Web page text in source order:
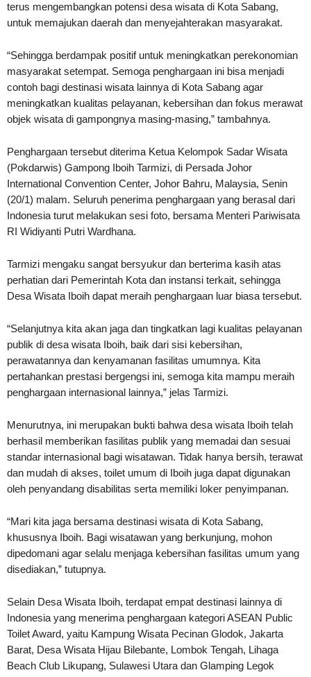
terus mengembangkan potensi desa wisata di Kota Sabang,
untuk memajukan daerah dan menyejahterakan masyarakat.
“Sehingga berdampak positif untuk meningkatkan perekonomian
masyarakat setempat. Semoga penghargaan ini bisa menjadi
contoh bagi destinasi wisata lainnya di Kota Sabang agar
meningkatkan kualitas pelayanan, kebersihan dan fokus merawat
objek wisata di gampongnya masing-masing,” tambahnya.
Penghargaan tersebut diterima Ketua Kelompok Sadar Wisata
(Pokdarwis) Gampong Iboih Tarmizi, di Persada Johor
International Convention Center, Johor Bahru, Malaysia, Senin
(20/1) malam. Seluruh penerima penghargaan yang berasal dari
Indonesia turut melakukan sesi foto, bersama Menteri Pariwisata
RI Widiyanti Putri Wardhana.
Tarmizi mengaku sangat bersyukur dan berterima kasih atas
perhatian dari Pemerintah Kota dan instansi terkait, sehingga
Desa Wisata Iboih dapat meraih penghargaan luar biasa tersebut.
“Selanjutnya kita akan jaga dan tingkatkan lagi kualitas pelayanan
publik di desa wisata Iboih, baik dari sisi kebersihan,
perawatannya dan kenyamanan fasilitas umumnya. Kita
pertahankan prestasi bergengsi ini, semoga kita mampu meraih
penghargaan internasional lainnya,” jelas Tarmizi.
Menurutnya, ini merupakan bukti bahwa desa wisata Iboih telah
berhasil memberikan fasilitas publik yang memadai dan sesuai
standar internasional bagi wisatawan. Tidak hanya bersih, terawat
dan mudah di akses, toilet umum di Iboih juga dapat digunakan
oleh penyandang disabilitas serta memiliki loker penyimpanan.
“Mari kita jaga bersama destinasi wisata di Kota Sabang,
khususnya Iboih. Bagi wisatawan yang berkunjung, mohon
dipedomani agar selalu menjaga kebersihan fasilitas umum yang
disediakan,” tutupnya.
Selain Desa Wisata Iboih, terdapat empat destinasi lainnya di
Indonesia yang menerima penghargaan kategori ASEAN Public
Toilet Award, yaitu Kampung Wisata Pecinan Glodok, Jakarta
Barat, Desa Wisata Hijau Bilebante, Lombok Tengah, Lihaga
Beach Club Likupang, Sulawesi Utara dan Glamping Legok